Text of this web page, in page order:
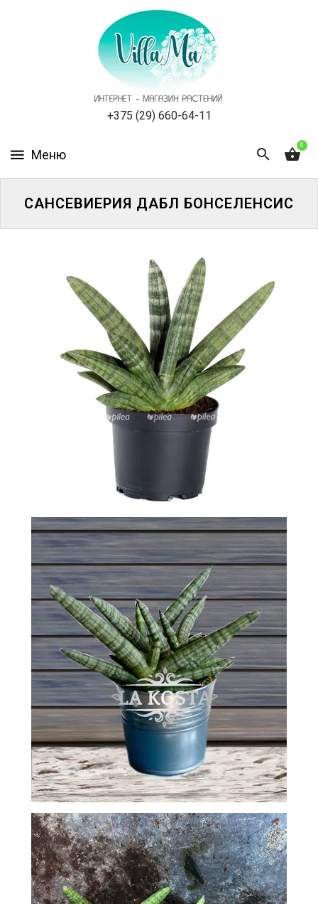
+375 (29) 660-64-11
0
НОВОСТИ,
АКЦИИ
ОТЗЫВЫ
САНСЕВИЕРИЯ ДАБЛ БОНСЕЛЕНСИС